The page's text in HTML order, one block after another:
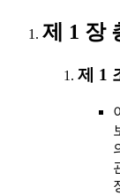
제 1 장
제 1